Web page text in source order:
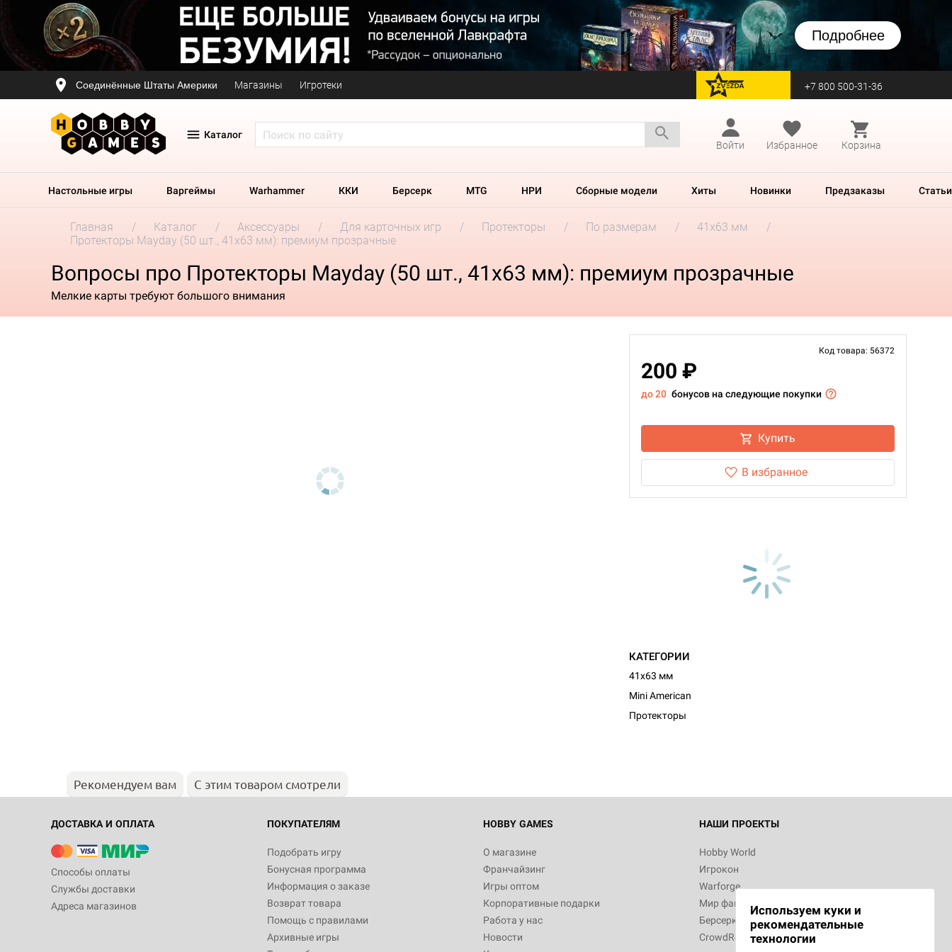
Подробнее
Соединённые Штаты Америки Магазины Игротеки перейти на Zvezda +7 800 500-31-36
Каталог
Войти
Избранное Корзина
Настольные игры Варгеймы Warhammer ККИ Берсерк MTG НРИ Сборные модели Хиты Новинки Предзаказы Статьи
Главная Каталог Аксессуары Для карточных игр Протекторы По размерам
41x63 мм
Протекторы Mayday (50 шт., 41x63 мм): премиум прозрачные
Вопросы про Протекторы Mayday (50 шт., 41x63 мм): премиум прозрачные
Мелкие карты требуют большого внимания
Код товара: 56372
200 ₽
до 20 бонусов на следующие покупки
Купить
В избранное
КАТЕГОРИИ
41x63 мм
Mini American
Протекторы
Рекомендуем вам С этим товаром смотрели
ДОСТАВКА И ОПЛАТА
Способы оплаты
Службы доставки
Адреса магазинов
ПОКУПАТЕЛЯМ
Подобрать игру
Бонусная программа
Информация о заказе
Возврат товара
Помощь с правилами
Архивные игры
HOBBY GAMES
О магазине
Франчайзинг
Игры оптом
Корпоративные подарки
Работа у нас
Новости
НАШИ ПРОЕКТЫ
Hobby World
Игрокон
Warforge
Мир фантастики
Берсерк
CrowdRepublic
Используем куки и
рекомендательные
технологии